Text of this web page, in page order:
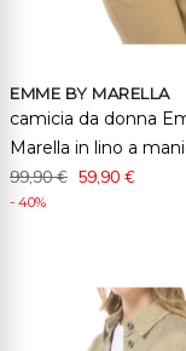
EMME BY MARELLA
camicia da donna
Marella in lino a
99,90 € 59,90 €
- 40%